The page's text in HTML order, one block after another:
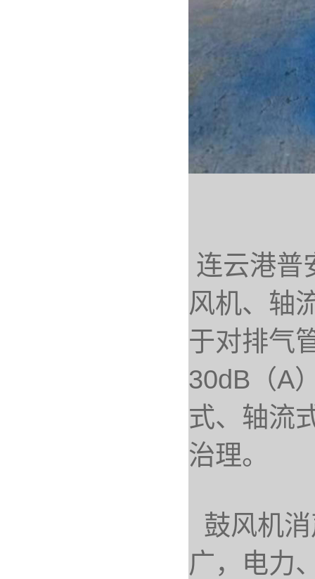
连云港普
风机、轴
于对排气
30dB（A
式、轴流
治理。
鼓风机
广，电力